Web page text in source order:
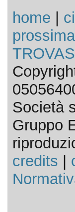
home
Società
Gruppo
credits